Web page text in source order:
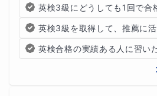
英検3級にどうしても1回で合
英検3級を取得して、推薦に
英検合格の実績ある人に習い